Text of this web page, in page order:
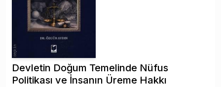
Devletin Doğum Temelinde Nüfus
Politikası ve İnsanın Üreme Hakkı